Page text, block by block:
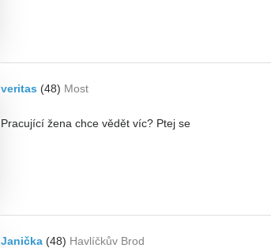
veritas (48) Most
Pracující žena chce vědět víc? Ptej se
Janička (48) Havlíčkův Brod